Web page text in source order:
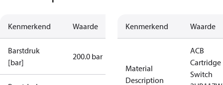
Kenmerkend Waarde
Barstdruk
[bar]
200.0 bar
Kenmerkend Waarde
Material
Description
ACB
Cartridge
Switch